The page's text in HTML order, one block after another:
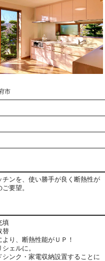
市
チンを、使い勝手が良く断熱性が
要望。
填
替
り、断熱性能がＵＰ！
ェルに。
ンク・家電収納設置することに